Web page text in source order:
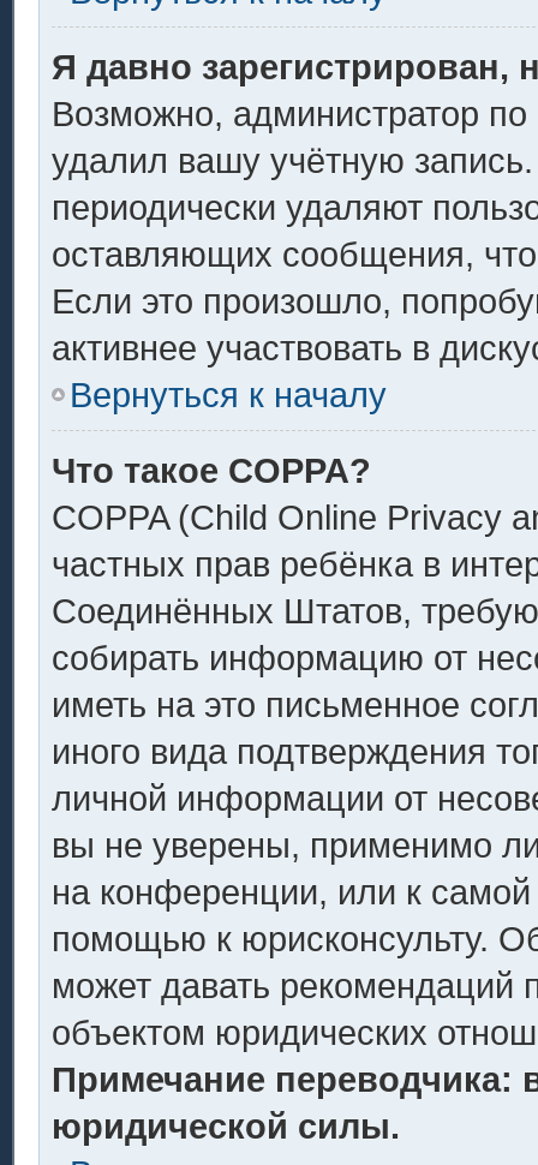
Я давно зарегистрирован,
Возможно, администратор по
удалил вашу учётную
периодически удаляют
оставляющих сообщения,
Если это произошло,
активнее участвовать в
Вернуться к началу
Что такое COPPA?
COPPA (Child Online Privacy
частных прав ребёнка в
Соединённых Штатов,
собирать информацию от
иметь на это письменное
иного вида подтверждения
личной информации от
вы не уверены, применимо
на конференции, или к
помощью к юрисконсульту.
может давать рекомендаций
объектом юридических
Примечание переводчика:
юридической силы.